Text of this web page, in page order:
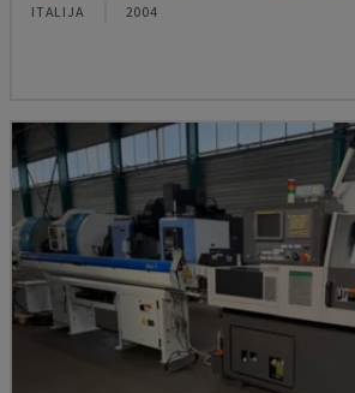
ITALIJA 2004